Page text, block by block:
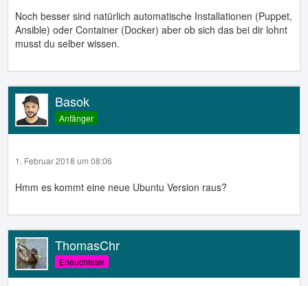
Noch besser sind natürlich automatische Installationen (Puppet,
Ansible) oder Container (Docker) aber ob sich das bei dir lohnt
musst du selber wissen.
Basok
Anfänger
1. Februar 2018 um 08:06
Hmm es kommt eine neue Ubuntu Version raus?
ThomasChr
Erleuchteter